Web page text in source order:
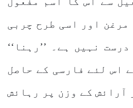
مرغن اور اسی طرح چربی
نہیں ہے۔ ’’رہنا‘‘
اس لئے فارسی کے حاصل
آرائش کے وزن پر رہائش